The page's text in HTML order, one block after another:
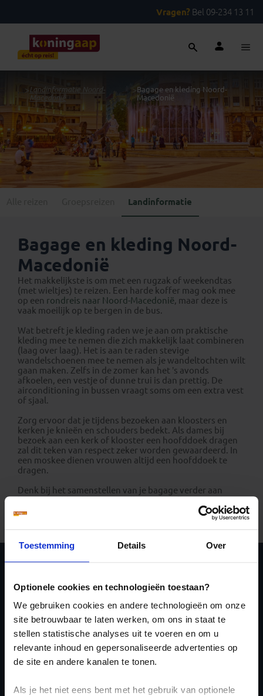
Toestemming Details Over
Optionele cookies en technologieën toestaan?
We gebruiken cookies en andere technologieën om onze
site betrouwbaar te laten werken, om ons in staat te
stellen statistische analyses uit te voeren en om u
relevante inhoud en gepersonaliseerde advertenties op
de site en andere kanalen te tonen.
Als je het niet eens bent met het gebruik van optionele
Vragen? Bel 09-234 13 11
> Landinformatie Noord-
Macedonië
>Bagage en kleding Noord-
Macedonië
Landinformatie
Bagage en kleding Noord-
Macedonië
Het makkelijkste is om met een rugzak of weekendtas
(met wieltjes) te reizen. Een harde koffer mag ook mee
op een rondreis naar Noord-Macedonië, maar deze is
vaak moeilijk op te bergen in de bus.
Wat betreft je kleding raden we je aan om praktische
kleding mee te nemen die zich makkelijk laat combineren
(laag over laag). Het is aan te raden stevige
wandelschoenen mee te nemen als je wandeltochten wilt
gaan maken. Zelfs in de zomer kan het ’s avonds
afkoelen, een vestje of dunne trui is dan prettig. De
airconditioning in bussen vraagt soms om een extra vest
of sjaal.
Zorg ervoor dat je tijdens bezoeken aan kloosters en
kerken je knieën en schouders bedekt. Als dames bij
bezoek aan een kerk of klooster een hoofddoek dragen
zal dit teken van respect zeker worden gewaardeerd. In
een moskee dienen vrouwen altijd een hoofddoek te
dragen.
Denk bij het samenstellen van je bagage verder aan
bijvoorbeeld: zaklamp, navulbare waterfles, reisgids,
pet, voldoende fotomateriaal, medicijnen, toiletartikelen
Ja, ik meld me aan
voor de wekelijkse
nieuwsbrief